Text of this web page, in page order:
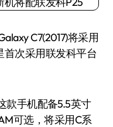
C7(2017)将采用
首次采用联发科平台
手机配备5.5英寸
可选，将采用C系